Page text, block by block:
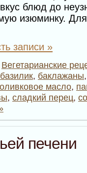
блюд до
изюминку.
записи »
Вегетарианские
базилик, баклажаны
оливковое масло,
, сладкий перец,
печени